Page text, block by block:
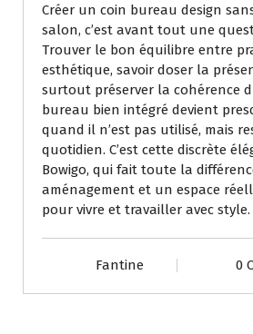
Créer un coin bureau design
salon, c’est avant tout une
Trouver le bon équilibre entre
esthétique, savoir doser la
surtout préserver la cohérence
bureau bien intégré devient
quand il n’est pas utilisé, mais
quotidien. C’est cette discrète
Bowigo, qui fait toute la
aménagement et un espace
pour vivre et travailler avec style.
Fantine 0